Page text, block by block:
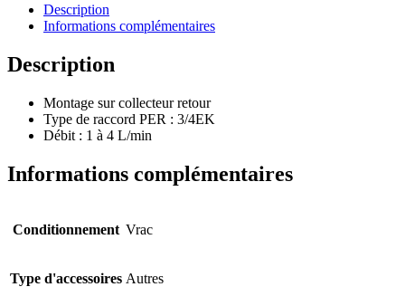
Description
Informations complémentaires
Description
Montage sur collecteur retour
Type de raccord PER : 3/4EK
Débit : 1 à 4 L/min
Informations complémentaires
Conditionnement Vrac
Type d'accessoires Autres